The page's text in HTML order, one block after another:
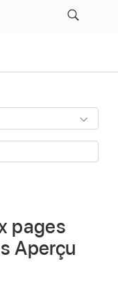
pages
Aperçu